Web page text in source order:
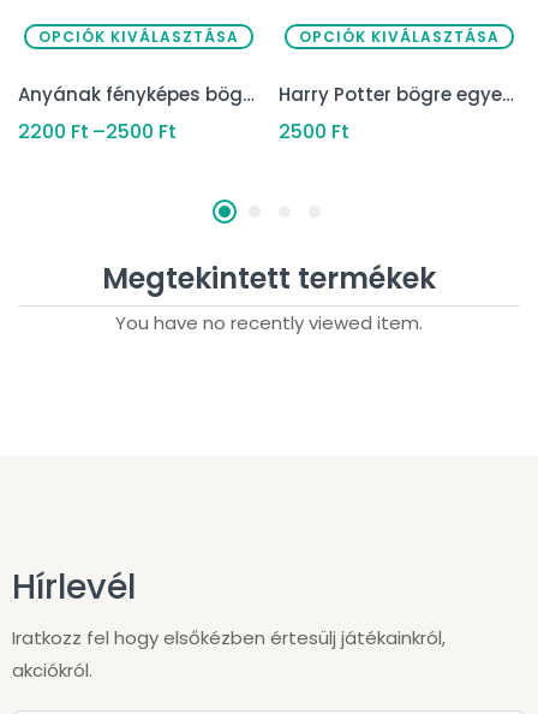
OPCIÓK KIVÁLASZTÁSA
Anyának fényképes bögre
2200 Ft –2500 Ft
OPCIÓK KIVÁLASZTÁSA
Harry Potter bögre egyedi névvel
2500 Ft
Megtekintett termékek
You have no recently viewed item.
Hírlevél
Iratkozz fel hogy elsőkézben értesülj játékainkról,
akciókról.